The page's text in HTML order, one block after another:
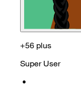
+56 plus
Super User
•